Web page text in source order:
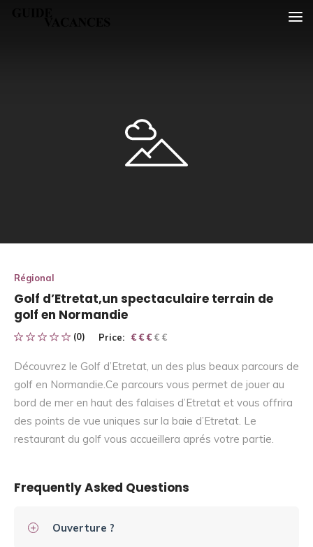
Régional
Golf d’Etretat,un spectaculaire terrain de
golf en Normandie
(0) Price: € € € € €
€ € €
Découvrez le Golf d’Etretat, un des plus beaux parcours de
golf en Normandie.Ce parcours vous permet de jouer au
bord de mer en haut des falaises d’Etretat et vous offrira
des points de vue uniques sur la baie d’Etretat. Le
restaurant du golf vous accueillera aprés votre partie.
Frequently Asked Questions
Ouverture ?